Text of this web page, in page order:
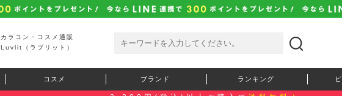
カラコン・コスメ通販
Luvlit（ラブリット）
コスメ ブランド ランキング